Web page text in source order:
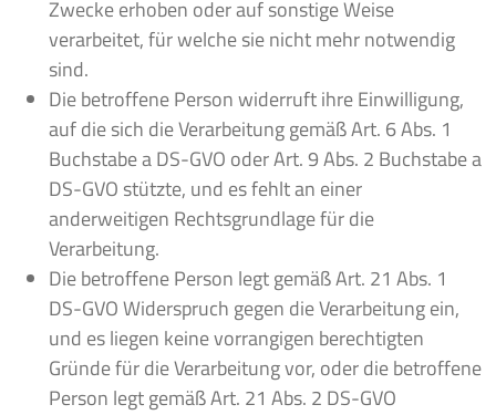
Zwecke erhoben oder auf sonstige Weise
verarbeitet, für welche sie nicht mehr notwendig
sind.
Die betroffene Person widerruft ihre Einwilligung,
auf die sich die Verarbeitung gemäß Art. 6 Abs. 1
Buchstabe a DS-GVO oder Art. 9 Abs. 2 Buchstabe a
DS-GVO stützte, und es fehlt an einer
anderweitigen Rechtsgrundlage für die
Verarbeitung.
Die betroffene Person legt gemäß Art. 21 Abs. 1
DS-GVO Widerspruch gegen die Verarbeitung ein,
und es liegen keine vorrangigen berechtigten
Gründe für die Verarbeitung vor, oder die betroffene
Person legt gemäß Art. 21 Abs. 2 DS-GVO